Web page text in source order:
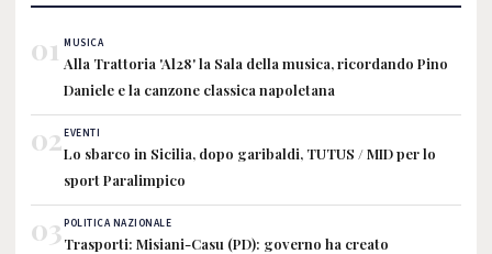
01 MUSICA
Alla Trattoria 'Al28' la Sala della musica, ricordando Pino
Daniele e la canzone classica napoletana
02EVENTI
Lo sbarco in Sicilia, dopo garibaldi, TUTUS / MID per lo
sport Paralimpico
03POLITICA NAZIONALE
Trasporti: Misiani-Casu (PD): governo ha creato